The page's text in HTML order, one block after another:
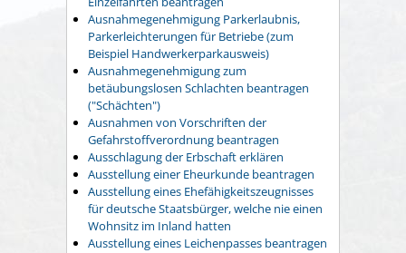
Ausnahmegenehmigung Parkerlaubnis,
Parkerleichterungen für Betriebe (zum
Beispiel Handwerkerparkausweis)
Ausnahmegenehmigung zum
betäubungslosen Schlachten beantragen
("Schächten")
Ausnahmen von Vorschriften der
Gefahrstoffverordnung beantragen
Ausschlagung der Erbschaft erklären
Ausstellung einer Eheurkunde beantragen
Ausstellung eines Ehefähigkeitszeugnisses
für deutsche Staatsbürger, welche nie einen
Wohnsitz im Inland hatten
Ausstellung eines Leichenpasses beantragen